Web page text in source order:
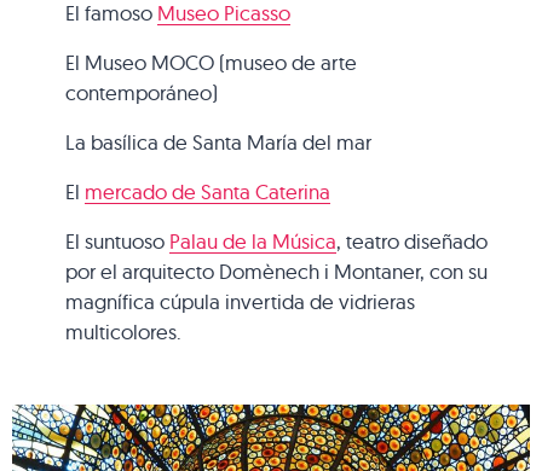
El famoso Museo Picasso
El Museo MOCO (museo de arte
contemporáneo)
La basílica de Santa María del mar
El mercado de Santa Caterina
El suntuoso Palau de la Música, teatro diseñado
por el arquitecto Domènech i Montaner, con su
magnífica cúpula invertida de vidrieras
multicolores.